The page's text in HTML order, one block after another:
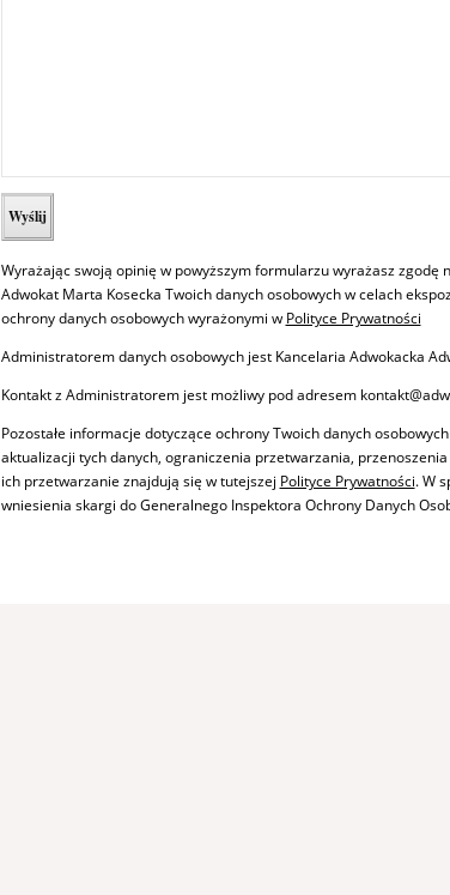
Wyrażając swoją opinię w powyższym formularzu wyrażasz zgodę
Adwokat Marta Kosecka Twoich danych osobowych w celach
ochrony danych osobowych wyrażonymi w Polityce Prywatności
Administratorem danych osobowych jest Kancelaria Adwokacka
Kontakt z Administratorem jest możliwy pod adresem
Pozostałe informacje dotyczące ochrony Twoich danych
aktualizacji tych danych, ograniczenia przetwarzania,
ich przetwarzanie znajdują się w tutejszej Polityce Prywatności. W
wniesienia skargi do Generalnego Inspektora Ochrony Danych